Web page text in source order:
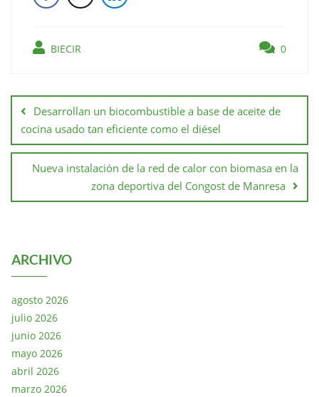
BIECIR 0
Desarrollan un biocombustible a base de aceite de
cocina usado tan eficiente como el diésel
Nueva instalación de la red de calor con biomasa en la
zona deportiva del Congost de Manresa
ARCHIVO
agosto 2026
julio 2026
junio 2026
mayo 2026
abril 2026
marzo 2026